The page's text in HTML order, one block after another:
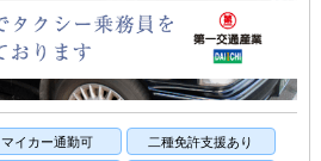
マイカー通勤可 二種免許支援あり